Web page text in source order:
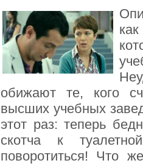
обижают те, кого
высших учебных
этот раз: теперь
скотча к
поворотиться! Что